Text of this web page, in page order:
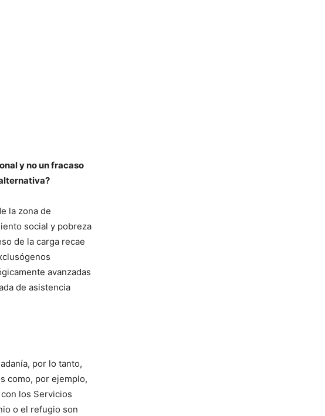
y no un fracaso
la zona de
social y pobreza
de la carga recae
avanzadas
de asistencia
por lo tanto,
como, por ejemplo,
los Servicios
o el refugio son